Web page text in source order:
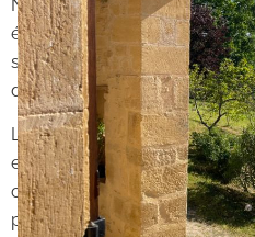
Nichée dans un hameau
élégante propriété du XVIIIᵉ
séduira les amateurs de
d’authenticité.
La maison principale
entrée, salons, salle à
cheminées… Les éléments
périgourdins s’y dévoilent en